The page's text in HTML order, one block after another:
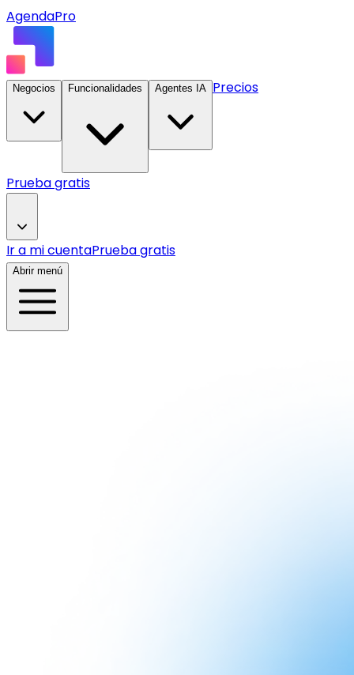
AgendaPro
Negocios Funcionalidades Agentes IA Precios
Prueba gratis
Ir a mi cuentaPrueba gratis
Abrir menú